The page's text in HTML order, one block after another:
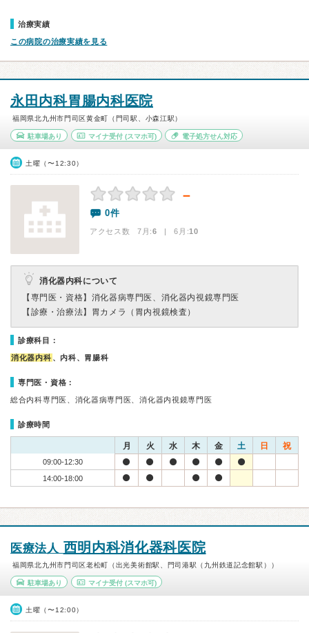
治療実績
この病院の治療実績を見る
永田内科胃腸内科医院
福岡県北九州市門司区黄金町（門司駅、小森江駅）
駐車場あり マイナ受付(スマホ可) 電子処方せん対応
土曜（〜12:30）
－
0件
アクセス数 7月:6 | 6月:10
消化器内科について
【専門医・資格】 消化器病専門医、消化器内視鏡専門医
【診療・治療法】 胃カメラ（胃内視鏡検査）
診療科目：
消化器内科 、内科、胃腸科
専門医・資格：
総合内科専門医、消化器病専門医、消化器内視鏡専門医
診療時間
月 火 水 木 金 土 日 祝
09:00-12:30
14:00-18:00
医療法人 西明内科消化器科医院
福岡県北九州市門司区老松町（出光美術館駅、門司港駅（九州鉄道記念館駅））
駐車場あり マイナ受付(スマホ可)
土曜（〜12:00）